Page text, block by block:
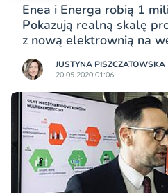
Enea i Energa robią 1
Pokazują realną skalę
z nową elektrownią na
JUSTYNA PISZCZATOWSKA
20.05.2020 01:06